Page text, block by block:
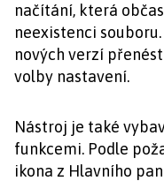
načítání, která
neexistenci
nových verzí
volby nastavení.
Nástroj je také
funkcemi. Podle
ikona z Hlavního